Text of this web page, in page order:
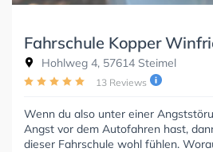
Fahrschule Kopper
Hohlweg 4, 57614 Steimel
13 Reviews
Wenn du also unter einer
Angst vor dem Autofahren hast,
dieser Fahrschule wohl fühlen.